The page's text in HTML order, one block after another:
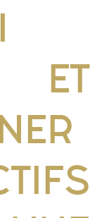
ET